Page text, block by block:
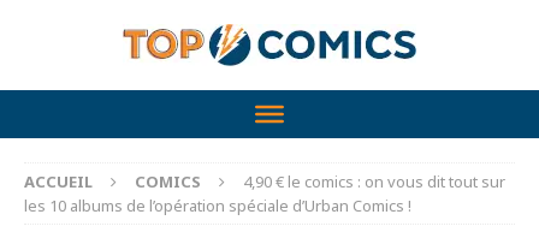
ACCUEIL COMICS
4,90 € le comics : on vous dit tout sur
les 10 albums de l’opération spéciale d’Urban Comics !